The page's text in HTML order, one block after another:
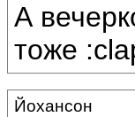
А
тоже
Йохансон